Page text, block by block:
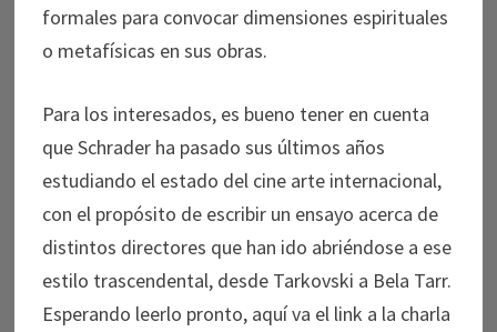
formales para convocar dimensiones espirituales
o metafísicas en sus obras.
Para los interesados, es bueno tener en cuenta
que Schrader ha pasado sus últimos años
estudiando el estado del cine arte internacional,
con el propósito de escribir un ensayo acerca de
distintos directores que han ido abriéndose a ese
estilo trascendental, desde Tarkovski a Bela Tarr.
Esperando leerlo pronto, aquí va el link a la charla